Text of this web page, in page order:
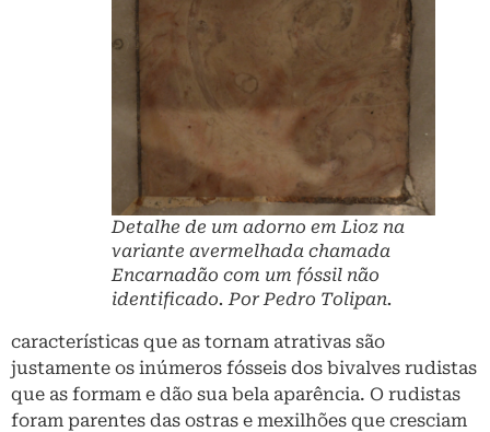
Detalhe de um adorno em Lioz na
variante avermelhada chamada
Encarnadão com um fóssil não
identificado. Por Pedro Tolipan.
características que as tornam atrativas são
justamente os inúmeros fósseis dos bivalves rudistas
que as formam e dão sua bela aparência. O rudistas
foram parentes das ostras e mexilhões que cresciam